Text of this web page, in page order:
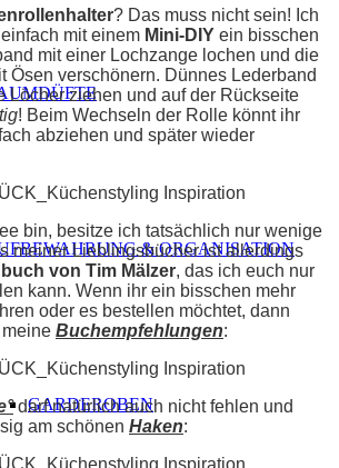
& ORGANISATION
GARDEROBEN
? Das muss nicht sein! Ich
mit einem Mini-DIY ein bisschen
mit einer Lochzange lochen und die
Ösen verschönern. Dünnes Lederband
Löcher ziehen und auf der Rückseite
! Beim Wechseln der Rolle könnt ihr
abziehen und später wieder
bin, besitze ich tatsächlich nur wenige
meiner Lieblingsbücher ist allerdings
von Tim Mälzer, das ich euch nur
kann. Wenn ihr ein bisschen mehr
oder es bestellen möchtet, dann
Buchempfehlungen:
°darf natürlich auch nicht fehlen und
am schönen Haken: